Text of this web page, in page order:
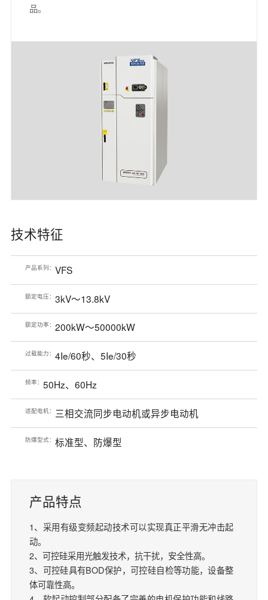
品。
技术特征
产品系列： VFS
额定电压： 3kV～13.8kV
额定功率： 200kW～50000kW
过载能力： 4Ie/60秒、5Ie/30秒
频率： 50Hz、60Hz
适配电机： 三相交流同步电动机或异步电动机
防爆型式： 标准型、防爆型
产品特点
1、采用有级变频起动技术可以实现真正平滑无冲击起
动。
2、可控硅采用光触发技术，抗干扰，安全性高。
3、可控硅具有BOD保护，可控硅自检等功能，设备整
体可靠性高。